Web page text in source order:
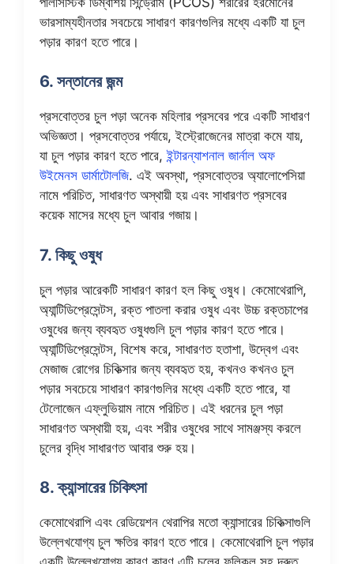
ভারসাম্যহীনতার সবচেয়ে সাধারণ কারণগুলির মধ্যে একটি যা চুল
পড়ার কারণ হতে পারে।
6. সন্তানের জন্ম
প্রসবোত্তর চুল পড়া অনেক মহিলার প্রসবের পরে একটি সাধারণ
অভিজ্ঞতা। প্রসবোত্তর পর্যায়ে, ইস্ট্রোজেনের মাত্রা কমে যায়,
যা চুল পড়ার কারণ হতে পারে,ইন্টারন্যাশনাল জার্নাল অফ
উইমেনস ডার্মাটোলজি. এই অবস্থা, প্রসবোত্তর অ্যালোপেসিয়া
নামে পরিচিত, সাধারণত অস্থায়ী হয় এবং সাধারণত প্রসবের
কয়েক মাসের মধ্যে চুল আবার গজায়।
7. কিছু ওষুধ
চুল পড়ার আরেকটি সাধারণ কারণ হল কিছু ওষুধ। কেমোথেরাপি,
অ্যান্টিডিপ্রেসেন্টস, রক্ত ​​পাতলা করার ওষুধ এবং উচ্চ রক্তচাপের
ওষুধের জন্য ব্যবহৃত ওষুধগুলি চুল পড়ার কারণ হতে পারে।
অ্যান্টিডিপ্রেসেন্টস, বিশেষ করে, সাধারণত হতাশা, উদ্বেগ এবং
মেজাজ রোগের চিকিত্সার জন্য ব্যবহৃত হয়, কখনও কখনও চুল
পড়ার সবচেয়ে সাধারণ কারণগুলির মধ্যে একটি হতে পারে, যা
টেলোজেন এফ্লুভিয়াম নামে পরিচিত। এই ধরনের চুল পড়া
সাধারণত অস্থায়ী হয়, এবং শরীর ওষুধের সাথে সামঞ্জস্য করলে
চুলের বৃদ্ধি সাধারণত আবার শুরু হয়।
8. ক্যান্সারের চিকিৎসা
কেমোথেরাপি এবং রেডিয়েশন থেরাপির মতো ক্যান্সারের চিকিত্সাগুলি
উল্লেখযোগ্য চুল ক্ষতির কারণ হতে পারে। কেমোথেরাপি চুল পড়ার